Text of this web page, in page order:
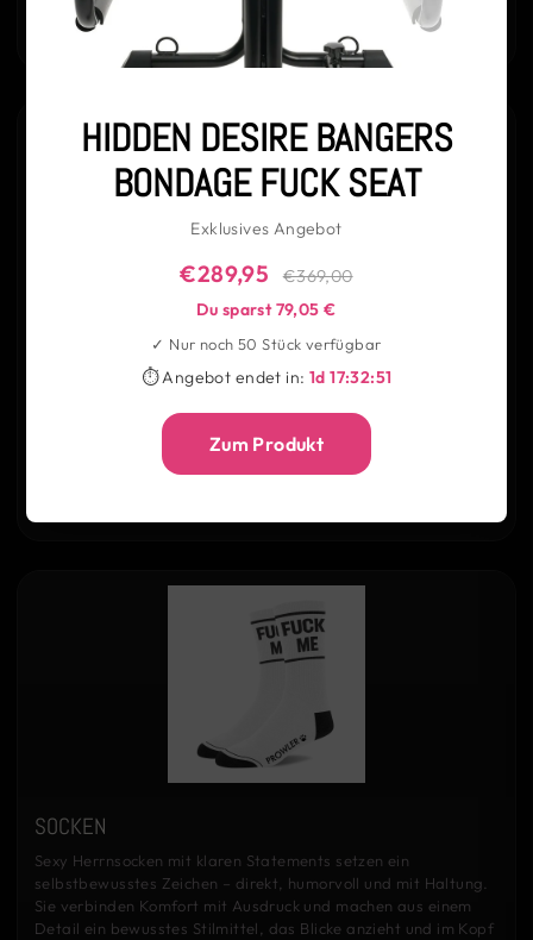
HIDDEN DESIRE BANGERS
BONDAGE FUCK SEAT
Exklusives Angebot
€289,95
€369,00
Du sparst 79,05 €
✓ Nur noch 50 Stück verfügbar
⏱ Angebot endet in: 1d 17:32:51
Zum Produkt
Stärke, Präsenz und Spannung ausstrahlt.
JETZT ENTDECKEN
Sexy Herren-Slips vereinen Komfort mit klarer, maskuliner
Wirkung – körpernah, formend und selbstbewusst. Sie
betonen deine Silhouette, sitzen perfekt und sorgen für einen
Look, der schlicht wirkt, aber genau dadurch maximale
Ausstrahlung entfaltet.
SOCKEN
Sexy Herrnsocken mit klaren Statements setzen ein
selbstbewusstes Zeichen – direkt, humorvoll und mit Haltung.
Sie verbinden Komfort mit Ausdruck und machen aus einem
Detail ein bewusstes Stilmittel, das Blicke anzieht und im Kopf